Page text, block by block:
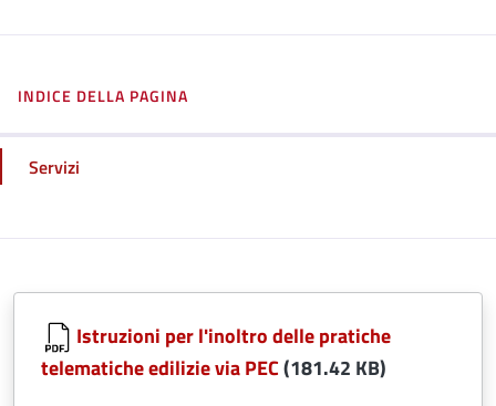
INDICE DELLA PAGINA
Servizi
Istruzioni per l'inoltro delle pratiche
telematiche edilizie via PEC(181.42 KB)